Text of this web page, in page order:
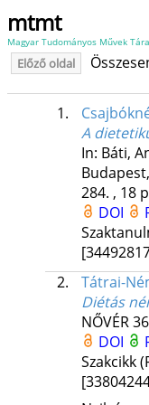
mtmt
Magyar Tudományos Művek Tára
Előző oldal
1.
A
In: Báti,
284. , 18
DOI
2.
Tátrai-
Diétás
NŐVÉR36
DOI
Szakcikk